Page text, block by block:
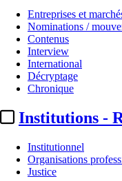
Entreprises et
Nominations /
Contenus
Interview
International
Décryptage
Chronique
Institutions -
Institutionnel
Organisations
Justice